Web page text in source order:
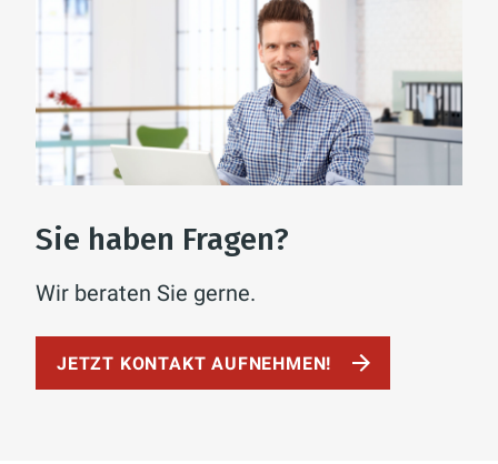
Sie haben Fragen?
Wir beraten Sie gerne.
JETZT KONTAKT AUFNEHMEN!